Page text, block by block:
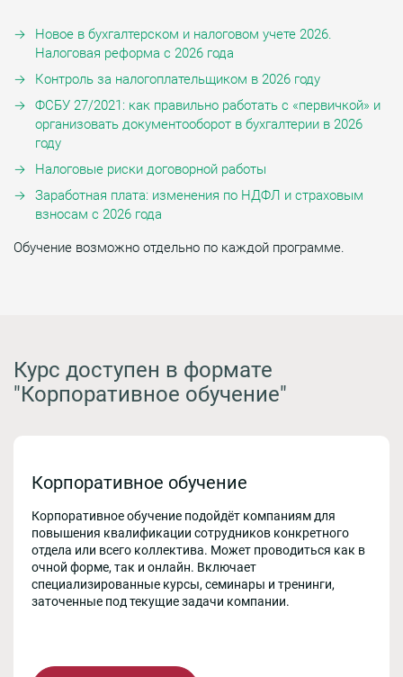
Новое в бухгалтерском и налоговом учете 2026.
Налоговая реформа с 2026 года
Контроль за налогоплательщиком в 2026 году
ФСБУ 27/2021: как правильно работать с «первичкой» и
организовать документооборот в бухгалтерии в 2026
году
Налоговые риски договорной работы
Заработная плата: изменения по НДФЛ и страховым
взносам с 2026 года
Обучение возможно отдельно по каждой программе.
Курс доступен в формате
"Корпоративное обучение"
Корпоративное обучение
Корпоративное обучение подойдёт компаниям для
повышения квалификации сотрудников конкретного
отдела или всего коллектива. Может проводиться как в
очной форме, так и онлайн. Включает
специализированные курсы, семинары и тренинги,
заточенные под текущие задачи компании.